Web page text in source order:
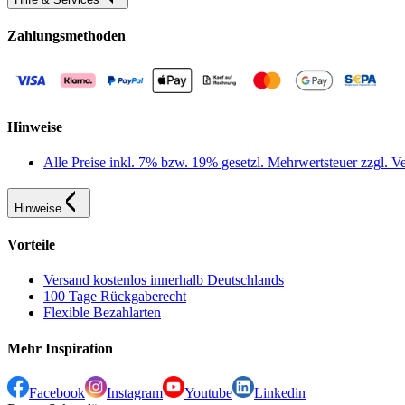
Zahlungsmethoden
Hinweise
Alle Preise inkl. 7% bzw. 19% gesetzl. Mehrwertsteuer zzgl.
Hinweise
Vorteile
Versand kostenlos innerhalb Deutschlands
100 Tage Rückgaberecht
Flexible Bezahlarten
Mehr Inspiration
Facebook Instagram Youtube
Linkedin